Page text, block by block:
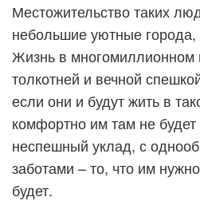
Местожительство таких
небольшие уютные города,
Жизнь в многомиллионном
толкотней и вечной
если они и будут жить в
комфортно им там не будет
неспешный уклад, с
заботами – то, что им
будет.